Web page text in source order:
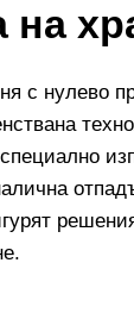
на
с нулево